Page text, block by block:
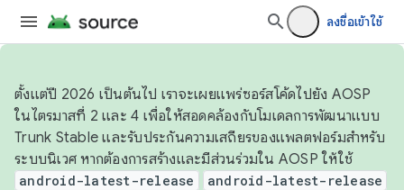
ลงชื่อเข้าใช้
ตั้งแต่ปี 2026 เป็นต้นไป เราจะเผยแพร่ซอร์สโค้ดไปยัง AOSP
ในไตรมาสที่ 2 และ 4 เพื่อให้สอดคล้องกับโมเดลการพัฒนาแบบ
Trunk Stable และรับประกันความเสถียรของแพลตฟอร์มสำหรับ
ระบบนิเวศ หากต้องการสร้างและมีส่วนร่วมใน AOSP ให้ใช้
android-latest-release android-latest-release